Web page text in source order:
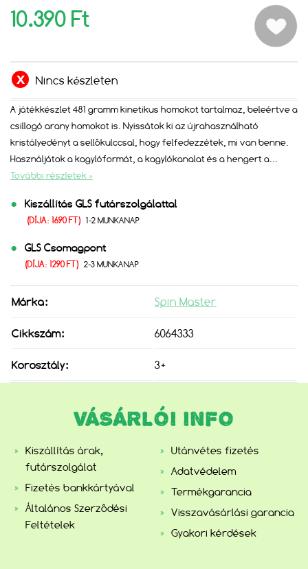
10.390 Ft
Nincs készleten
A játékkészlet 481 gramm kinetikus homokot tartalmaz, beleértve a
csillogó arany homokot is. Nyissátok ki az újrahasználható
kristályedényt a sellőkulccsal, hogy felfedezzétek, mi van benne.
Használjátok a kagylóformát, a kagylókanalat és a hengert a
További részletek »
Kiszállítás GLS futárszolgálattal
(DÍJA: 1690 FT) 1-2 MUNKANAP
GLS Csomagpont
(DÍJA: 1290 FT) 2-3 MUNKANAP
Márka: Spin Master
Cikkszám: 6064333
Korosztály: 3+
VÁSÁRLÓI INFO
Kiszállítás árak,
futárszolgálat
Fizetés bankkártyával
Általános Szerződési
Feltételek
Utánvétes fizetés
Adatvédelem
Termékgarancia
Visszavásárlási garancia
Gyakori kérdések